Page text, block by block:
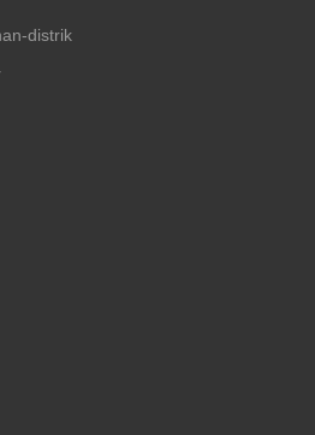
distrik